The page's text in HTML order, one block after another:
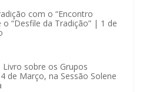
com o “Encontro
“Desfile da Tradição” | 1 de
sobre os Grupos
de Março, na Sessão Solene